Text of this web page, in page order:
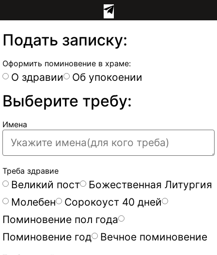
Подать записку:
Оформить поминовение в храме:
О здравии Об упокоении
Выберите требу:
Имена
Треба здравие
Великий пост
Божественная Литургия
Молебен
Сорокоуст 40 дней
Поминовение пол года
Поминовение год
Вечное поминовение